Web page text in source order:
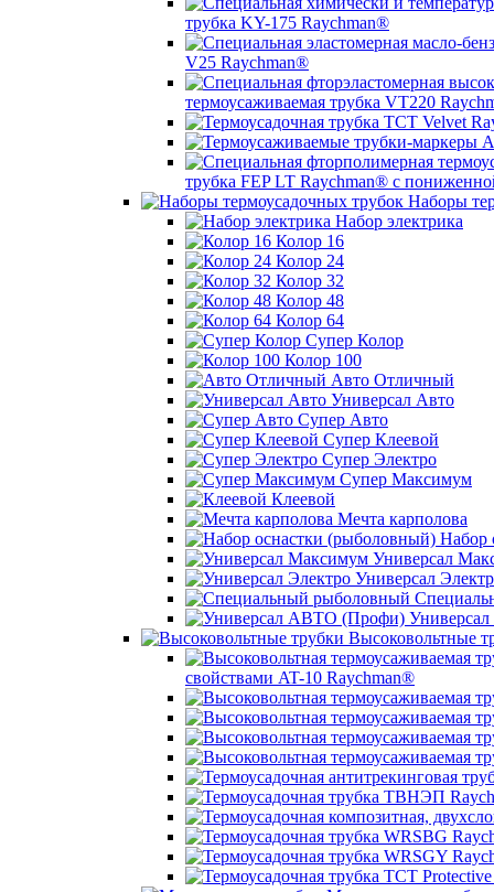
трубка KY-175 Raychman®
V25 Raychman®
термоусаживаемая трубка VT220
трубка FEP LT Raychman® с
Наборы
Набор электрика
Колор 16
Колор 24
Колор 32
Колор 48
Колор 64
Супер Колор
Колор 100
Авто Отличный
Универсал Авто
Супер Авто
Супер Клеевой
Супер Электро
Супер Максимум
Клеевой
Мечта карполова
Набор
Универсал
Универсал
Высоковольтные
свойствами AT-10 Raychman®